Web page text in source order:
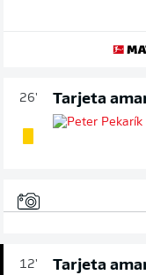
26' Tarjeta
12' Tarjeta